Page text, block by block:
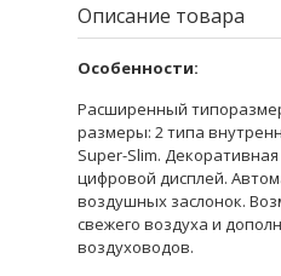
Описание товара
Особенности:
Расширенный
размеры: 2 типа
Super-Slim.
цифровой дисплей.
воздушных заслонок.
свежего воздуха и
воздуховодов.